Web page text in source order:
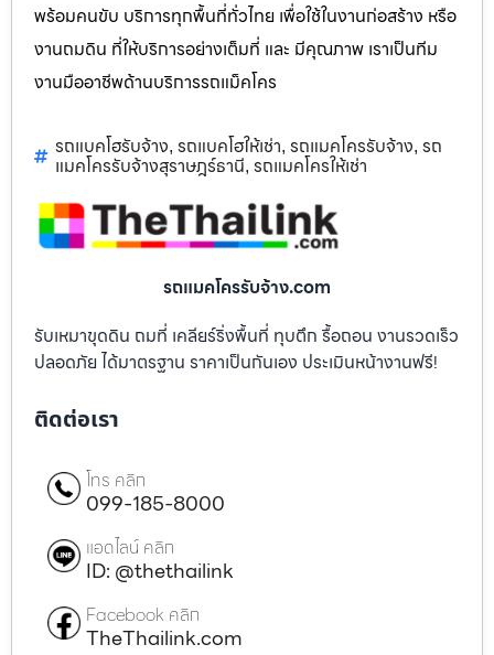
พร้อมคนขับ บริการทุกพื้นที่ทั่วไทย เพื่อใช้ในงานก่อสร้าง หรือ
งานถมดิน ที่ให้บริการอย่างเต็มที่ และ มีคุณภาพ เราเป็นทีม
งานมืออาชีพด้านบริการรถแม็คโคร
รถแบคโฮรับจ้าง, รถแบคโฮให้เช่า, รถแมคโครรับจ้าง, รถ
แมคโครรับจ้างสุราษฎร์ธานี, รถแมคโครให้เช่า
รถแมคโครรับจ้าง.com
รับเหมาขุดดิน ถมที่ เคลียร์ริ่งพื้นที่ ทุบตึก รื้อถอน งานรวดเร็ว
ปลอดภัย ได้มาตรฐาน ราคาเป็นกันเอง ประเมินหน้างานฟรี!
ติดต่อเรา
โทร คลิก
099-185-8000
แอดไลน์ คลิก
ID: @thethailink
Facebook คลิก
TheThailink.com